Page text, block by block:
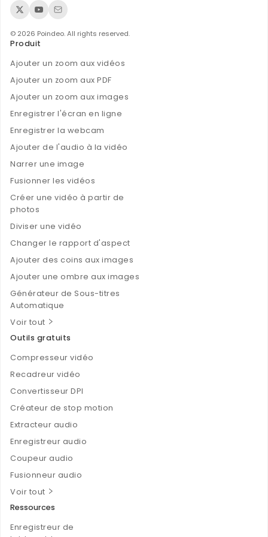
© 2026 Poindeo. All rights reserved.
Produit
Ajouter un zoom aux vidéos
Ajouter un zoom aux PDF
Ajouter un zoom aux images
Enregistrer l'écran en ligne
Enregistrer la webcam
Ajouter de l'audio à la vidéo
Narrer une image
Fusionner les vidéos
Créer une vidéo à partir de
photos
Diviser une vidéo
Changer le rapport d'aspect
Ajouter des coins aux images
Ajouter une ombre aux images
Générateur de Sous-titres
Automatique
Voir tout
Outils gratuits
Compresseur vidéo
Recadreur vidéo
Convertisseur DPI
Créateur de stop motion
Extracteur audio
Enregistreur audio
Coupeur audio
Fusionneur audio
Voir tout
Ressources
Enregistreur de